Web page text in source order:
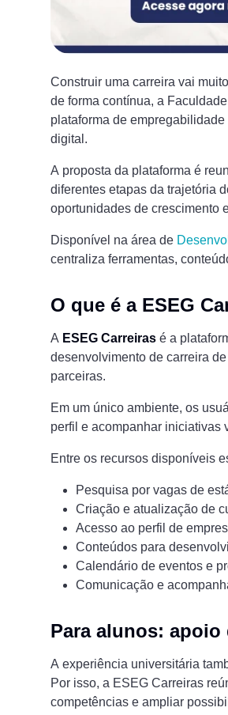
Construir uma carreira vai
de forma contínua, a
plataforma de
digital.
A proposta da plataforma é
diferentes etapas da trajetória
oportunidades de crescimento
Disponível na área de
centraliza ferramentas,
O que é a ESEG
A ESEG Carreiras é a
desenvolvimento de carreira
parceiras.
Em um único ambiente, os
perfil e acompanhar iniciativas
Entre os recursos disponíveis
Pesquisa por vagas de
Criação e atualização de
Acesso ao perfil de
Conteúdos para
Calendário de eventos e
Comunicação e
Para alunos:
A experiência universitária
Por isso, a ESEG Carreiras
competências e ampliar